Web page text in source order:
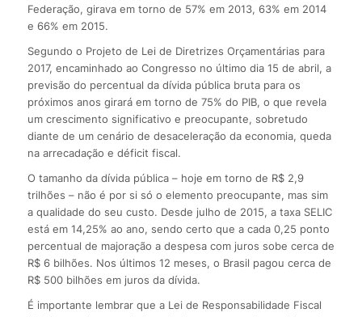
Federação, girava em torno de 57% em 2013, 63% em 2014
e 66% em 2015.
Segundo o Projeto de Lei de Diretrizes Orçamentárias para
2017, encaminhado ao Congresso no último dia 15 de abril, a
previsão do percentual da dívida pública bruta para os
próximos anos girará em torno de 75% do PIB, o que revela
um crescimento significativo e preocupante, sobretudo
diante de um cenário de desaceleração da economia, queda
na arrecadação e déficit fiscal.
O tamanho da dívida pública – hoje em torno de R$ 2,9
trilhões – não é por si só o elemento preocupante, mas sim
a qualidade do seu custo. Desde julho de 2015, a taxa SELIC
está em 14,25% ao ano, sendo certo que a cada 0,25 ponto
percentual de majoração a despesa com juros sobe cerca de
R$ 6 bilhões. Nos últimos 12 meses, o Brasil pagou cerca de
R$ 500 bilhões em juros da dívida.
É importante lembrar que a Lei de Responsabilidade Fiscal